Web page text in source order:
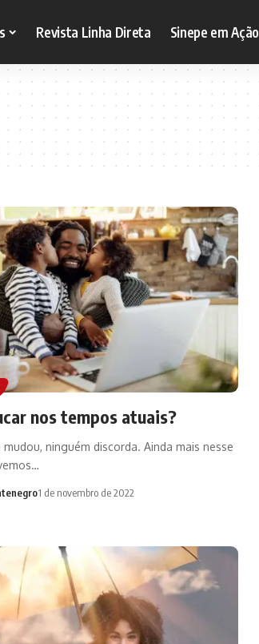
Revista Linha Direta Sinepe em Ação
nos tempos atuais?
ninguém discorda. Ainda mais nesse
1 de novembro de 2022